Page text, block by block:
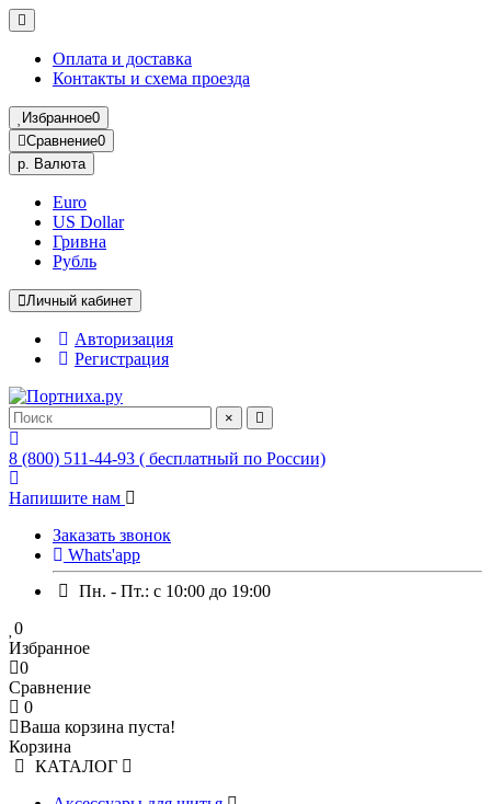
Оплата и доставка
Контакты и схема проезда
Избранное0
Сравнение0
р. Валюта
Euro
US Dollar
Гривна
Рубль
Личный кабинет
Авторизация
Регистрация
×
8 (800) 511-44-93 ( бесплатный по России)
Напишите нам
Заказать звонок
Whats'app
Пн. - Пт.: c 10:00 до 19:00
0
Избранное
0
Сравнение
0
Ваша корзина пуста!
Корзина
КАТАЛОГ